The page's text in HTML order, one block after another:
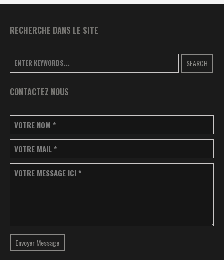
RECHERCHE DANS LE SITE
SEARCH
CONTACTEZ NOUS
VOTRE NOM *
VOTRE MAIL *
VOTRE MESSAGE ICI *
Envoyer Message